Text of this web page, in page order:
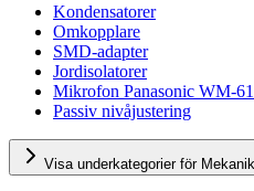
Kondensatorer
Omkopplare
SMD-adapter
Jordisolatorer
Mikrofon Panasonic WM-
Passiv nivåjustering
Visa underkategorier för Mekanik